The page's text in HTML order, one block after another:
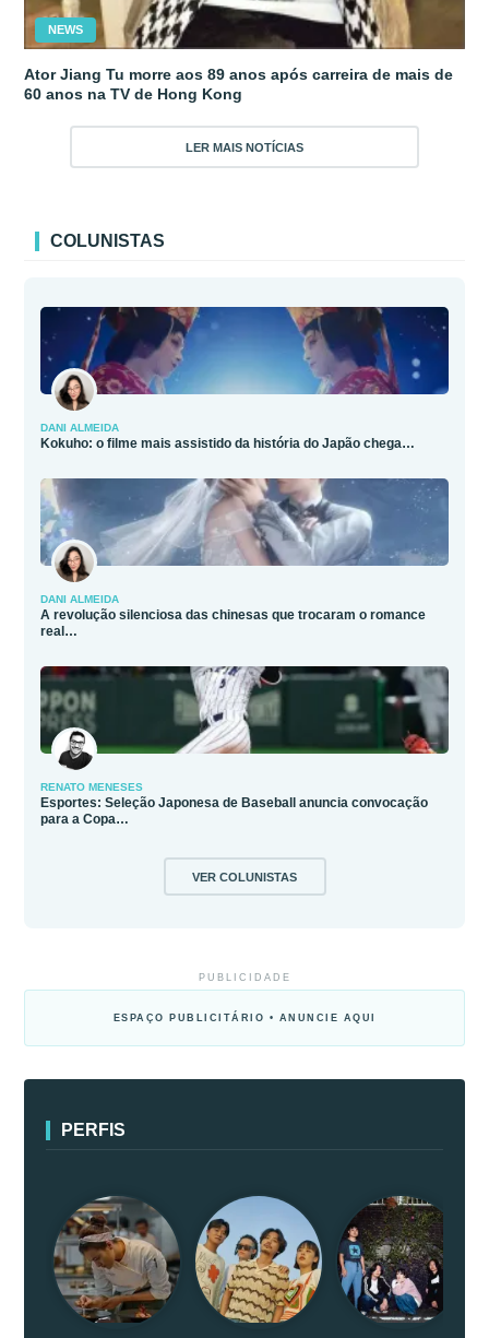
NEWS
Ator Jiang Tu morre aos 89 anos após carreira de mais de
60 anos na TV de Hong Kong
LER MAIS NOTÍCIAS
COLUNISTAS
DANI ALMEIDA
Kokuho: o filme mais assistido da história do Japão chega…
DANI ALMEIDA
A revolução silenciosa das chinesas que trocaram o romance
real…
RENATO MENESES
Esportes: Seleção Japonesa de Baseball anuncia convocação
para a Copa…
VER COLUNISTAS
PUBLICIDADE
ESPAÇO PUBLICITÁRIO • ANUNCIE AQUI
PERFIS